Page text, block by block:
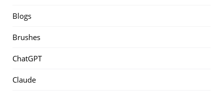
Blogs
Brushes
ChatGPT
Claude